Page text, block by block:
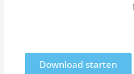
Download starten